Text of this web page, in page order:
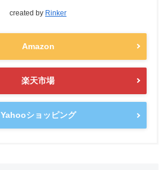
created by Rinker
Amazon
楽天市場
Yahooショッピング